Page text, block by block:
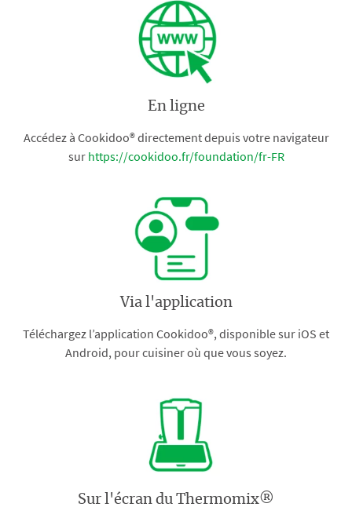
En ligne
Accédez à Cookidoo® directement depuis votre navigateur
sur https://cookidoo.fr/foundation/fr-FR
Via l'application
Téléchargez l’application Cookidoo®, disponible sur iOS et
Android, pour cuisiner où que vous soyez.
Sur l'écran du Thermomix®